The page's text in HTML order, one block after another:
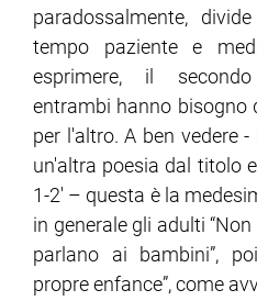
paradossalmente,
tempo paziente e
esprimere, il
entrambi hanno bisogno
per l'altro. A ben vedere
un'altra poesia dal titolo
1-2' – questa è la
in generale gli adulti
parlano ai bambini”,
propre enfance”, come